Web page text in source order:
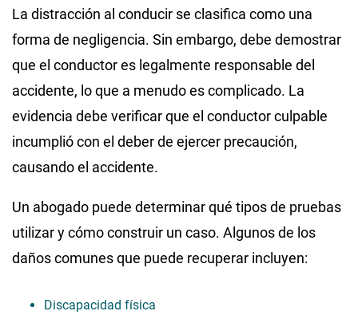
La distracción al conducir se clasifica como una
forma de negligencia. Sin embargo, debe demostrar
que el conductor es legalmente responsable del
accidente, lo que a menudo es complicado. La
evidencia debe verificar que el conductor culpable
incumplió con el deber de ejercer precaución,
causando el accidente.
Un abogado puede determinar qué tipos de pruebas
utilizar y cómo construir un caso. Algunos de los
daños comunes que puede recuperar incluyen:
Discapacidad física